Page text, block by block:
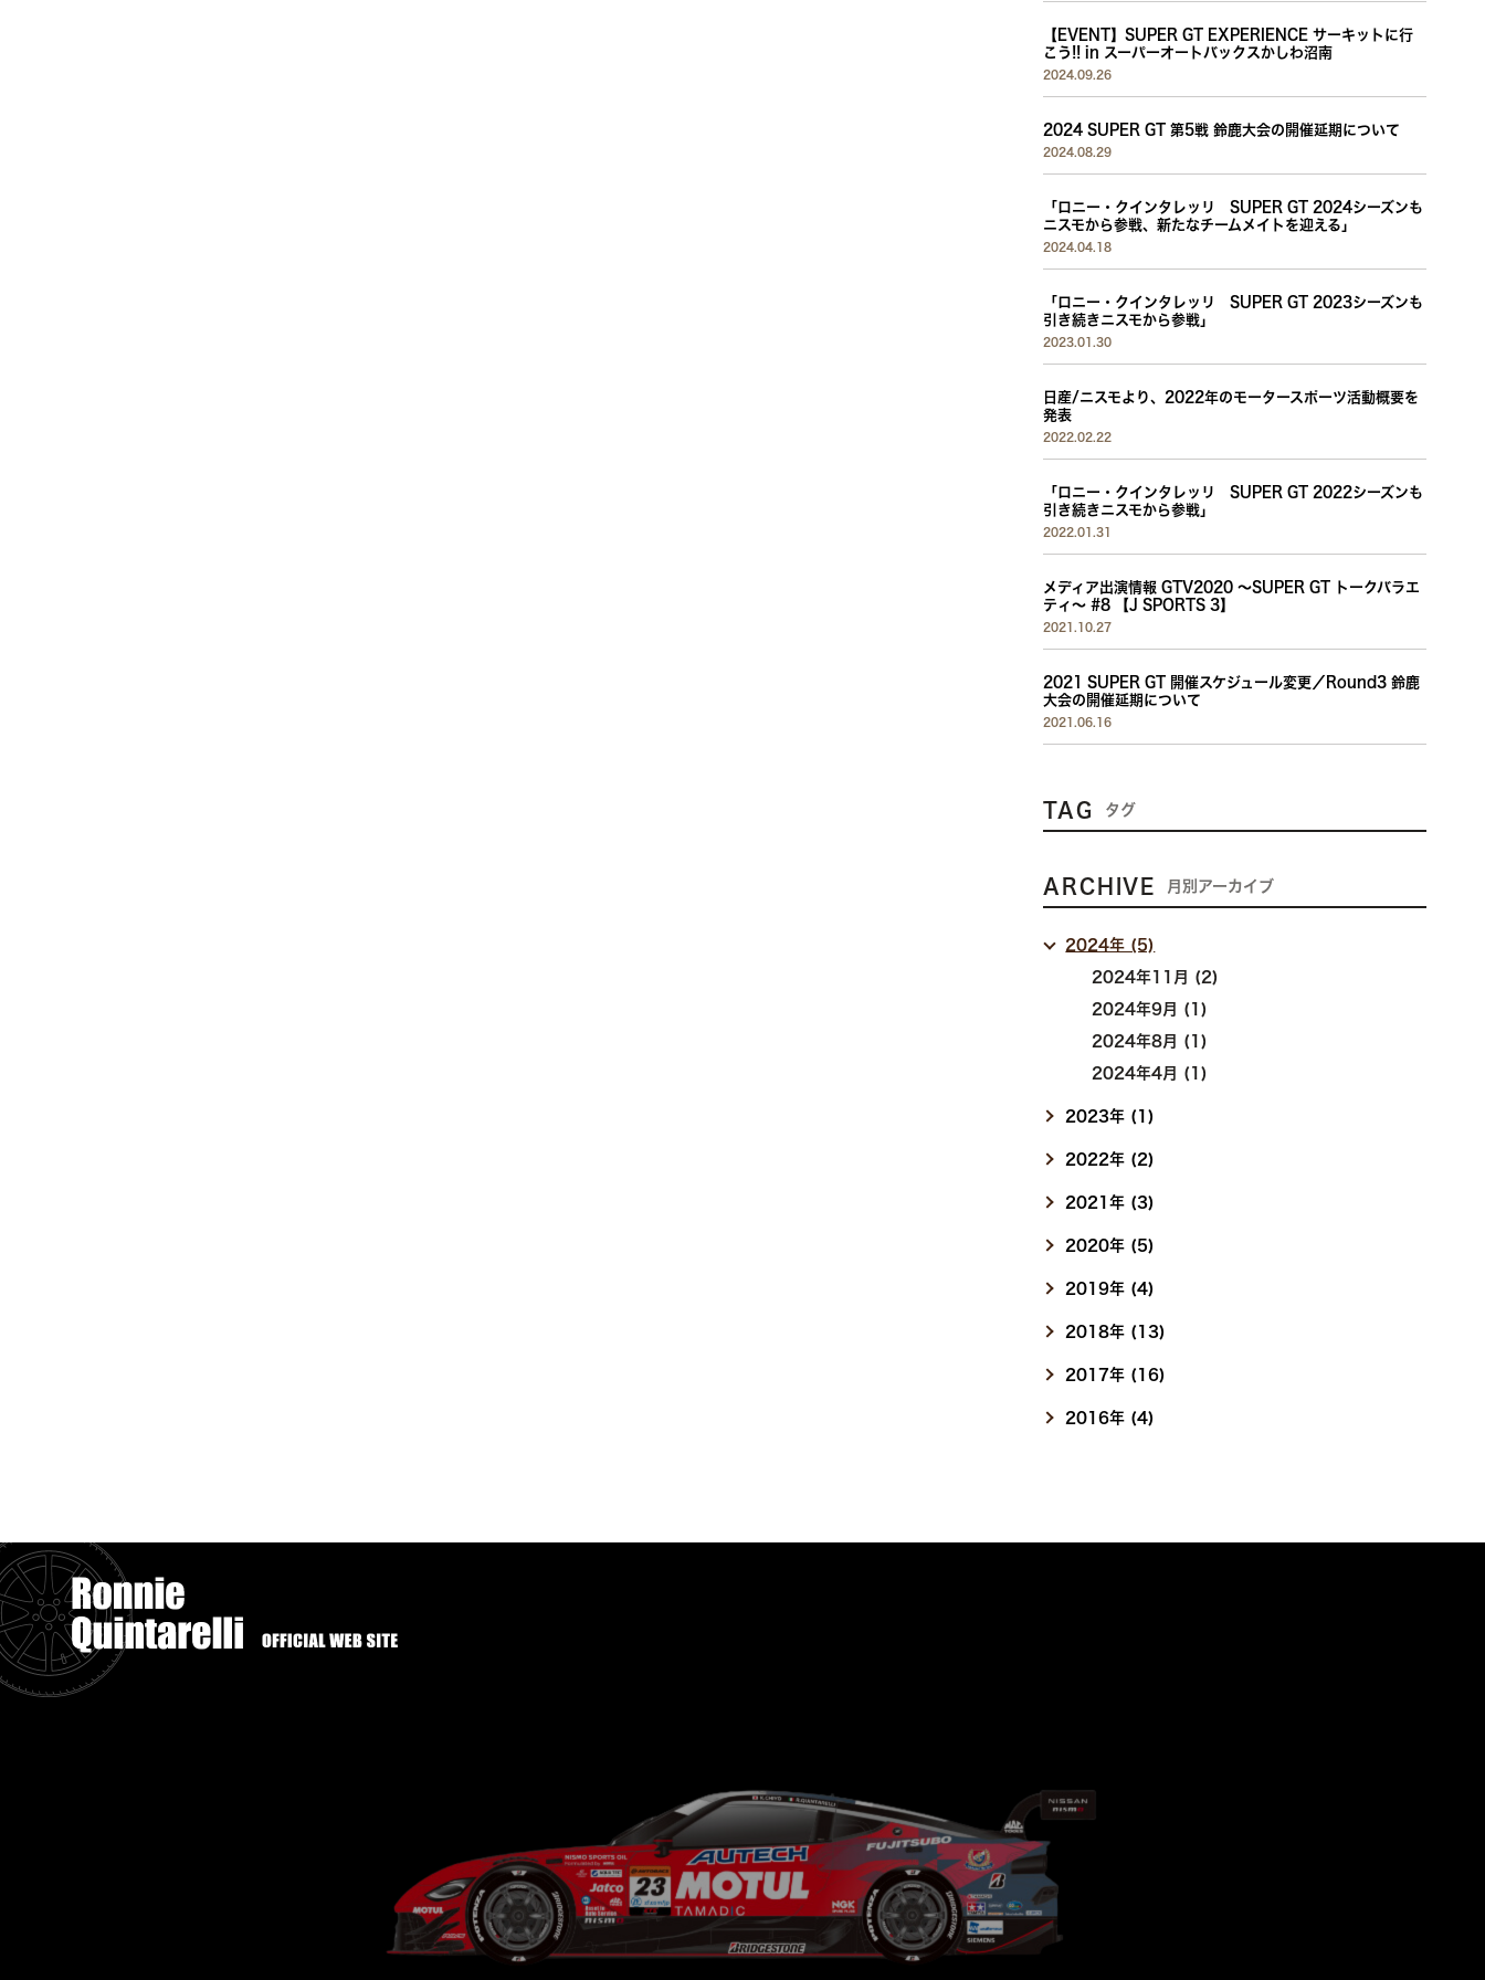
Link
【EVENT】SUPER GT EXPERIENCE サーキットに行
こう!! in スーパーオートバックスかしわ沼南
2024.09.26
2024 SUPER GT 第5戦 鈴鹿大会の開催延期について
2024.08.29
「ロニー・クインタレッリ SUPER GT 2024シーズンも
ニスモから参戦、新たなチームメイトを迎える」
2024.04.18
「ロニー・クインタレッリ SUPER GT 2023シーズンも
引き続きニスモから参戦」
2023.01.30
日産/ニスモより、2022年のモータースポーツ活動概要を
発表
2022.02.22
「ロニー・クインタレッリ SUPER GT 2022シーズンも
引き続きニスモから参戦」
2022.01.31
メディア出演情報 GTV2020 〜SUPER GT トークバラエ
ティ〜 #8 【J SPORTS 3】
2021.10.27
2021 SUPER GT 開催スケジュール変更／Round3 鈴鹿
大会の開催延期について
2021.06.16
TAG タグ
ARCHIVE 月別アーカイブ
2024年 (5)
2024年11月 (2)
2024年9月 (1)
2024年8月 (1)
2024年4月 (1)
2023年 (1)
2022年 (2)
2021年 (3)
2020年 (5)
2019年 (4)
2018年 (13)
2017年 (16)
2016年 (4)